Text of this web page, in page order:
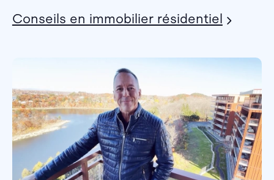
Conseils en immobilier résidentiel